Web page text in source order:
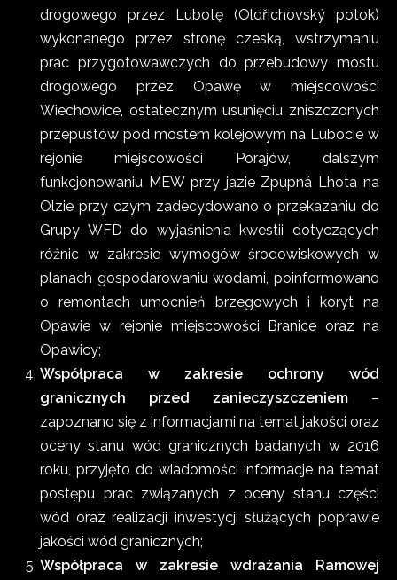
drogowego przez Lubotę (Oldřichovský potok)
wykonanego przez stronę czeską, wstrzymaniu
prac przygotowawczych do przebudowy mostu
drogowego przez Opawę w miejscowości
Wiechowice, ostatecznym usunięciu zniszczonych
przepustów pod mostem kolejowym na Lubocie w
rejonie miejscowości Porajów, dalszym
funkcjonowaniu MEW przy jazie Zpupná Lhota na
Olzie przy czym zadecydowano o przekazaniu do
Grupy WFD do wyjaśnienia kwestii dotyczących
różnic w zakresie wymogów środowiskowych w
planach gospodarowaniu wodami, poinformowano
o remontach umocnień brzegowych i koryt na
Opawie w rejonie miejscowości Branice oraz na
Opawicy;
Współpraca w zakresie ochrony wód
granicznych przed zanieczyszczeniem –
zapoznano się z informacjami na temat jakości oraz
oceny stanu wód granicznych badanych w 2016
roku, przyjęto do wiadomości informacje na temat
postępu prac związanych z oceny stanu części
wód oraz realizacji inwestycji służących poprawie
jakości wód granicznych;
Współpraca w zakresie wdrażania Ramowej